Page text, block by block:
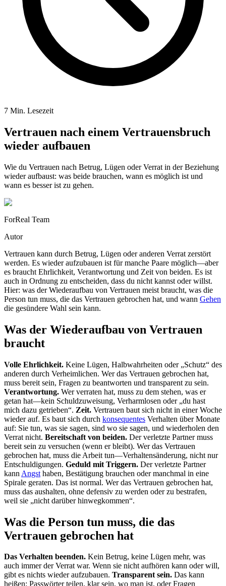
7 Min. Lesezeit
Vertrauen nach einem Vertrauensbruch
wieder aufbauen
Wie du Vertrauen nach Betrug, Lügen oder Verrat in der Beziehung
wieder aufbaust: was beide brauchen, wann es möglich ist und
wann es besser ist zu gehen.
ForReal Team
Autor
Vertrauen kann durch Betrug, Lügen oder anderen Verrat zerstört
werden. Es wieder aufzubauen ist für manche Paare möglich—aber
es braucht Ehrlichkeit, Verantwortung und Zeit von beiden. Es ist
auch in Ordnung zu entscheiden, dass du nicht kannst oder willst.
Hier: was der Wiederaufbau von Vertrauen meist braucht, was die
Person tun muss, die das Vertrauen gebrochen hat, und wann Gehen
die gesündere Wahl sein kann.
Was der Wiederaufbau von Vertrauen
braucht
Volle Ehrlichkeit. Keine Lügen, Halbwahrheiten oder „Schutz“ des
anderen durch Verheimlichen. Wer das Vertrauen gebrochen hat,
muss bereit sein, Fragen zu beantworten und transparent zu sein.
Verantwortung. Wer verraten hat, muss zu dem stehen, was er
getan hat—kein Schuldzuweisung, Verharmlosen oder „du hast
mich dazu getrieben“. Zeit. Vertrauen baut sich nicht in einer Woche
wieder auf. Es baut sich durch konsequentes Verhalten über Monate
auf: Sie tun, was sie sagen, sind wo sie sagen, und wiederholen den
Verrat nicht. Bereitschaft von beiden. Der verletzte Partner muss
bereit sein zu versuchen (wenn er bleibt). Wer das Vertrauen
gebrochen hat, muss die Arbeit tun—Verhaltensänderung, nicht nur
Entschuldigungen. Geduld mit Triggern. Der verletzte Partner
kann Angst haben, Bestätigung brauchen oder manchmal in eine
Spirale geraten. Das ist normal. Wer das Vertrauen gebrochen hat,
muss das aushalten, ohne defensiv zu werden oder zu bestrafen,
weil sie „nicht darüber hinwegkommen“.
Was die Person tun muss, die das
Vertrauen gebrochen hat
Das Verhalten beenden. Kein Betrug, keine Lügen mehr, was
auch immer der Verrat war. Wenn sie nicht aufhören kann oder will,
gibt es nichts wieder aufzubauen. Transparent sein. Das kann
heißen: Passwörter teilen, klar sein, wo man ist, oder Fragen